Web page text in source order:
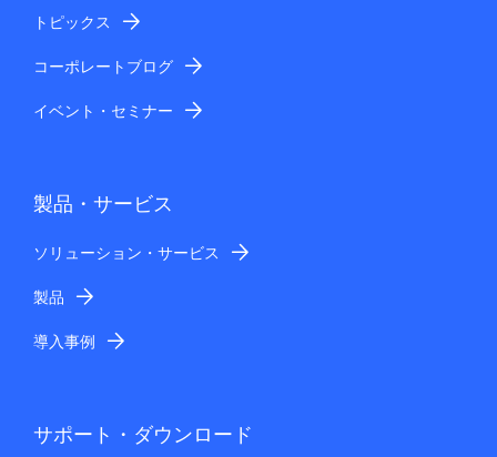
トピックス
コーポレートブログ
イベント・セミナー
製品・サービス
ソリューション・サービス
製品
導入事例
サポート・ダウンロード